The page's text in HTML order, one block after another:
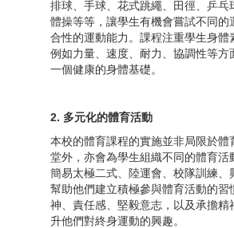
排球、手球、花式跳繩、田徑、乒乓
體操等等，讓學生有機會嘗試不同的
合性的運動能力。課程注重學生身體
例如力量、速度、耐力、協調性等方
一個健康的身體基礎。
2. 多元化的體育活動
本校的體育課程的實施並非局限於體
堂外，亦會為學生組織不同的體育活
簡易太極二式、陸運會、校隊訓練、
幫助他們建立積極參與體育活動的習
神、責任感、堅毅意志，以及承擔精
升他們對終身運動的興趣。